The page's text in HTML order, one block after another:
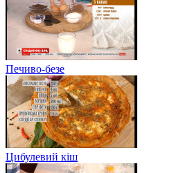
Печиво-безе
Цибулевий кіш